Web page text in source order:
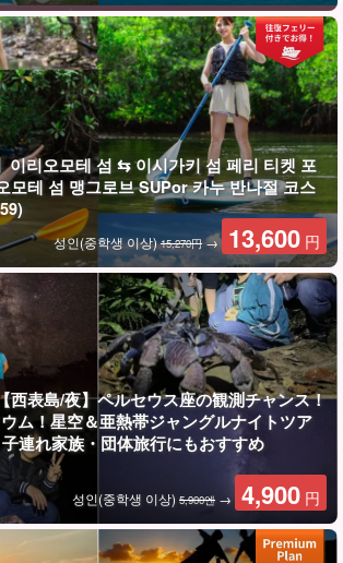
사진 데이터 무료 증정
분의 사진을 찍고, 데이터를 무료로 증정해 드
이리오모테 섬 ⇆ 이시가키 섬 페리 티켓 포
테 섬 맹그로브 SUPor 카누 반나절 코스
성인(중학생 이상)15,270円→ 13,600 円
表島/夜】ペルセウス座の観測チャンス！
ム！星空＆亜熱帯ジャングルナイトツア
連れ家族・団体旅行にもおすすめ
성인(중학생 이상) 5,900엔 → 4,900 円